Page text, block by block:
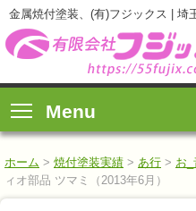
金属焼付塗装、(有)フジックス | 埼
Menu
ホーム > 焼付塗装実績 > あ行 > お
ィオ部品 ツマミ（2013年6月）